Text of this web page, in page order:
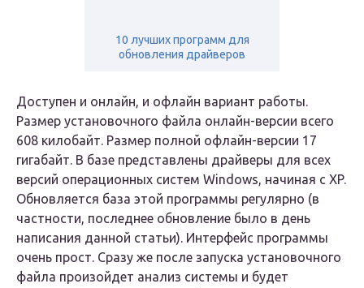
10 лучших программ для
обновления драйверов
Доступен и онлайн, и офлайн вариант работы.
Размер установочного файла онлайн-версии всего
608 килобайт. Размер полной офлайн-версии 17
гигабайт. В базе представлены драйверы для всех
версий операционных систем Windows, начиная с XP.
Обновляется база этой программы регулярно (в
частности, последнее обновление было в день
написания данной статьи). Интерфейс программы
очень прост. Сразу же после запуска установочного
файла произойдет анализ системы и будет